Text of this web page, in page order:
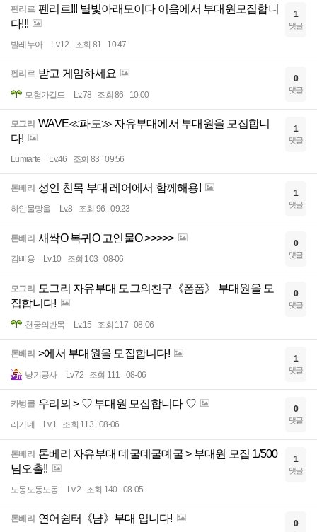
펜리르 펜리르!!! 별빛아래모이다 이음에서 부대원모집합니
다!!!
발레누아 Lv.12 조회 81 10:47
1
댓글
펜리르 받고 게임하세요
모험가길드 Lv.78 조회 86 10:00
0
댓글
모그리 WAVE≪파도≫ 자유부대에서 부대원을 모집합니
다!
Lumiarte Lv.46 조회 83 09:56
1
댓글
톤베리 성인 친목 부대 레어에서 함께해용!
하얀물망울 Lv.8 조회 96 09:23
1
댓글
톤베리 새싹O 복귀O 고인물O >>>>>
김삐용 Lv.10 조회 103 08-06
0
댓글
모그리 모그리 자유부대 모그의친구《폼폼》 부대원을 모
집합니다!
천궁의반목 Lv.15 조회 117 08-06
0
댓글
톤베리 >에서 부대원을 모집합니다!
냥기공사 Lv.72 조회 111 08-06
1
댓글
카벙클 우리의 > ♡ 부대원 모집합니다 ♡
러기네 Lv.1 조회 113 08-06
0
댓글
톤베리 톤베리 자유부대 데굴데굴뎨굴 > 부대원 모집 1/500
님오출!!
도동도동도동 Lv.2 조회 140 08-05
1
댓글
톤베리 연어쉼터《냠》부대 입니다! 0